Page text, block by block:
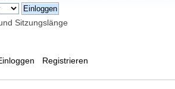
Sitzungslänge
Registrieren